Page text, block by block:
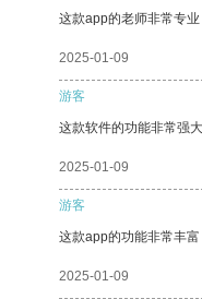
这款app的老师非常专业
2025-01-09
游客
这款软件的功能非常强
2025-01-09
游客
这款app的功能非常丰富
2025-01-09